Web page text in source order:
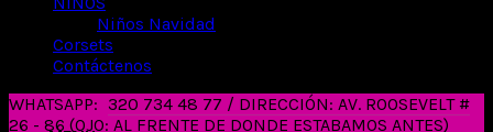
Niños Navidad
Corsets
Contáctenos
WHATSAPP: 320 734 48 77 / DIRECCIÓN: AV. ROOSEVELT #
26 - 86 (OJO: AL FRENTE DE DONDE ESTABAMOS ANTES)